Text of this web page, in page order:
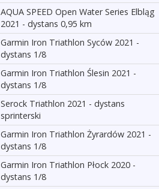
AQUA SPEED Open Water Series Elbląg
2021 - dystans 0,95 km
Garmin Iron Triathlon Syców 2021 -
dystans 1/8
Garmin Iron Triathlon Ślesin 2021 -
dystans 1/8
Serock Triathlon 2021 - dystans
sprinterski
Garmin Iron Triathlon Żyrardów 2021 -
dystans 1/8
Garmin Iron Triathlon Płock 2020 -
dystans 1/8